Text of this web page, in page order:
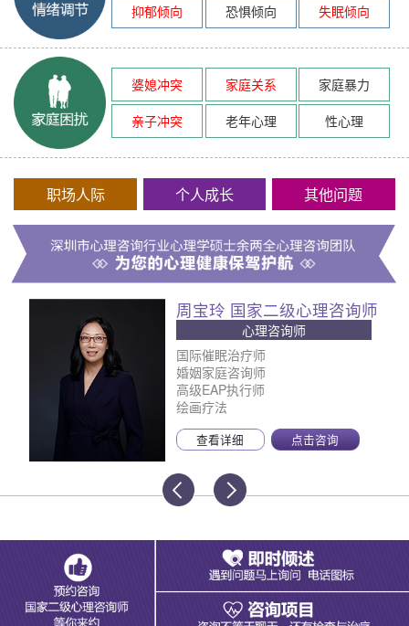
抑郁倾向
恐惧倾向 失眠倾向
婆媳冲突 家庭关系
家庭暴力
亲子冲突
老年心理 性心理
职场人际 个人成长 其他问题
周宝玲 国家二级心理咨询师
心理咨询师
国际催眠治疗师
婚姻家庭咨询师
高级EAP执行师
绘画疗法
查看详细 点击咨询